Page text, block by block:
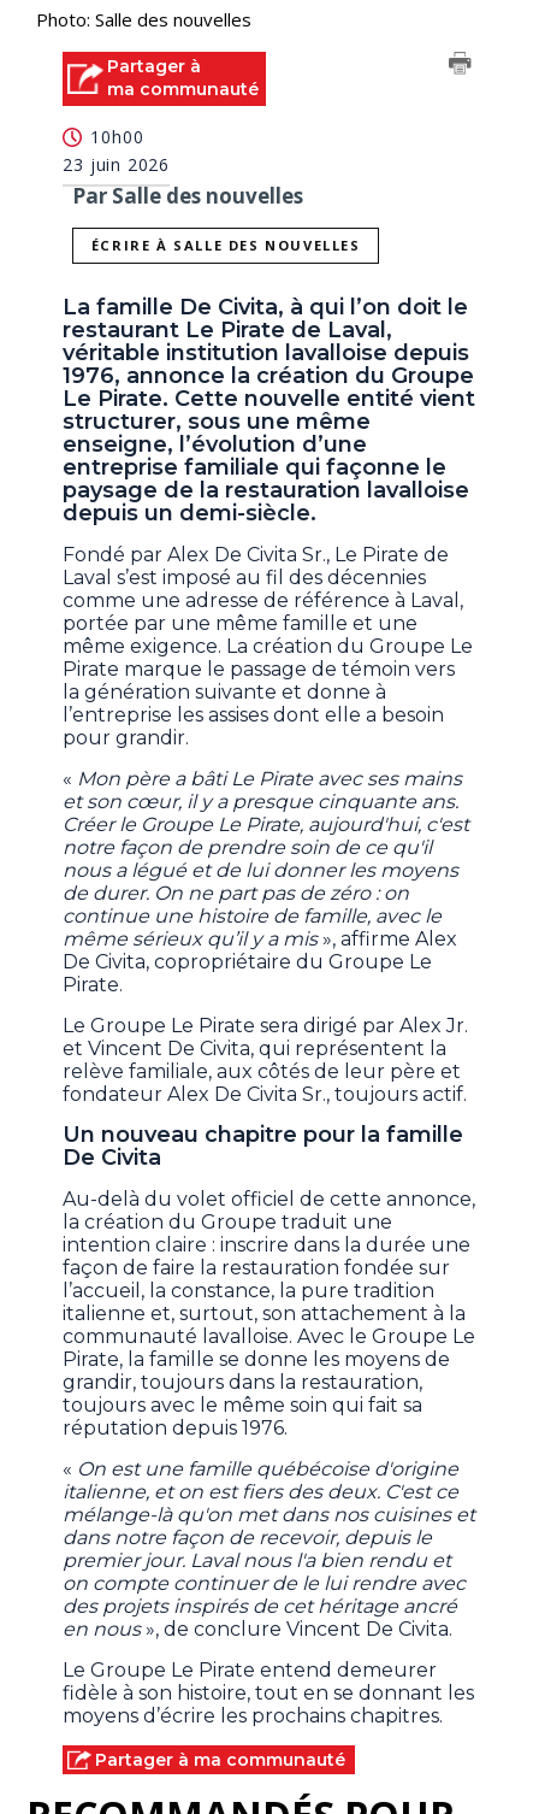
Photo: Salle des nouvelles
Partager à
ma communauté
10h00
23 juin 2026
Par Salle des nouvelles
ÉCRIRE À SALLE DES NOUVELLES
La famille De Civita, à qui l’on doit le
restaurant Le Pirate de Laval,
véritable institution lavalloise depuis
1976, annonce la création du Groupe
Le Pirate. Cette nouvelle entité vient
structurer, sous une même
enseigne, l’évolution d’une
entreprise familiale qui façonne le
paysage de la restauration lavalloise
depuis un demi-siècle.
Fondé par Alex De Civita Sr., Le Pirate de
Laval s’est imposé au fil des décennies
comme une adresse de référence à Laval,
portée par une même famille et une
même exigence. La création du Groupe Le
Pirate marque le passage de témoin vers
la génération suivante et donne à
l’entreprise les assises dont elle a besoin
pour grandir.
« Mon père a bâti Le Pirate avec ses mains
et son cœur, il y a presque cinquante ans.
Créer le Groupe Le Pirate, aujourd'hui, c'est
notre façon de prendre soin de ce qu'il
nous a légué et de lui donner les moyens
de durer. On ne part pas de zéro : on
continue une histoire de famille, avec le
même sérieux qu’il y a mis», affirme Alex
De Civita, copropriétaire du Groupe Le
Pirate.
Le Groupe Le Pirate sera dirigé par Alex Jr.
et Vincent De Civita, qui représentent la
relève familiale, aux côtés de leur père et
fondateur Alex De Civita Sr., toujours actif.
Un nouveau chapitre pour la famille
De Civita
Au-delà du volet officiel de cette annonce,
la création du Groupe traduit une
intention claire : inscrire dans la durée une
façon de faire la restauration fondée sur
l’accueil, la constance, la pure tradition
italienne et, surtout, son attachement à la
communauté lavalloise. Avec le Groupe Le
Pirate, la famille se donne les moyens de
grandir, toujours dans la restauration,
toujours avec le même soin qui fait sa
réputation depuis 1976.
« On est une famille québécoise d'origine
italienne, et on est fiers des deux. C'est ce
mélange-là qu'on met dans nos cuisines et
dans notre façon de recevoir, depuis le
premier jour. Laval nous l'a bien rendu et
on compte continuer de le lui rendre avec
des projets inspirés de cet héritage ancré
en nous», de conclure Vincent De Civita.
Le Groupe Le Pirate entend demeurer
fidèle à son histoire, tout en se donnant les
moyens d’écrire les prochains chapitres.
Partager à ma communauté